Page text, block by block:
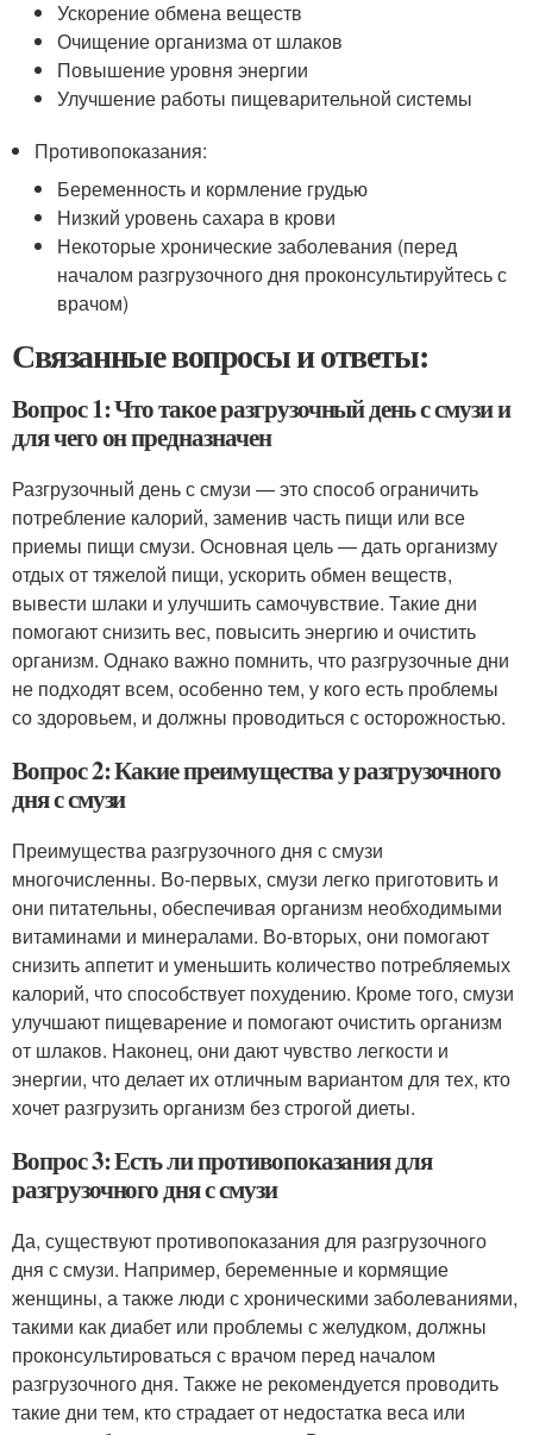
Ускорение обмена веществ
Очищение организма от шлаков
Повышение уровня энергии
Улучшение работы пищеварительной системы
Противопоказания:
Беременность и кормление грудью
Низкий уровень сахара в крови
Некоторые хронические заболевания (перед
началом разгрузочного дня проконсультируйтесь с
врачом)
Связанные вопросы и ответы:
Вопрос 1: Что такое разгрузочный день с смузи и
для чего он предназначен
Разгрузочный день с смузи — это способ ограничить
потребление калорий, заменив часть пищи или все
приемы пищи смузи. Основная цель — дать организму
отдых от тяжелой пищи, ускорить обмен веществ,
вывести шлаки и улучшить самочувствие. Такие дни
помогают снизить вес, повысить энергию и очистить
организм. Однако важно помнить, что разгрузочные дни
не подходят всем, особенно тем, у кого есть проблемы
со здоровьем, и должны проводиться с осторожностью.
Вопрос 2: Какие преимущества у разгрузочного
дня с смузи
Преимущества разгрузочного дня с смузи
многочисленны. Во-первых, смузи легко приготовить и
они питательны, обеспечивая организм необходимыми
витаминами и минералами. Во-вторых, они помогают
снизить аппетит и уменьшить количество потребляемых
калорий, что способствует похудению. Кроме того, смузи
улучшают пищеварение и помогают очистить организм
от шлаков. Наконец, они дают чувство легкости и
энергии, что делает их отличным вариантом для тех, кто
хочет разгрузить организм без строгой диеты.
Вопрос 3: Есть ли противопоказания для
разгрузочного дня с смузи
Да, существуют противопоказания для разгрузочного
дня с смузи. Например, беременные и кормящие
женщины, а также люди с хроническими заболеваниями,
такими как диабет или проблемы с желудком, должны
проконсультироваться с врачом перед началом
разгрузочного дня. Также не рекомендуется проводить
такие дни тем, кто страдает от недостатка веса или